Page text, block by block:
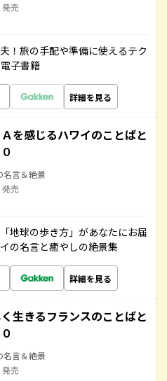
発売
！旅の手配や準備に使えるテク
子書籍
詳細を見る
を感じるハワイのことばと
名言＆絶景
発売
地球の歩き方」があなたにお届
の名言と癒やしの絶景集
詳細を見る
生きるフランスのことばと
名言＆絶景
発売